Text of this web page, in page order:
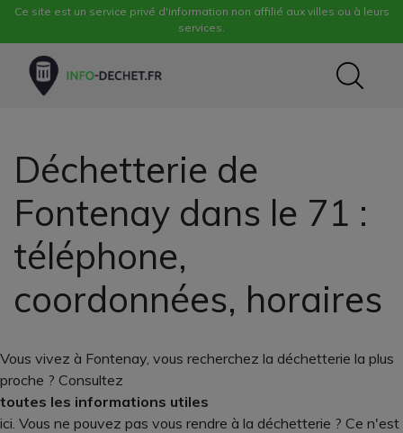
Ce site est un service privé d'information non affilié aux villes ou à leurs
services.
Déchetterie de
Fontenay dans le 71 :
téléphone,
coordonnées, horaires
Vous vivez à Fontenay, vous recherchez la déchetterie la plus
proche ? Consultez
toutes les informations utiles
ici. Vous ne pouvez pas vous rendre à la déchetterie ? Ce n'est